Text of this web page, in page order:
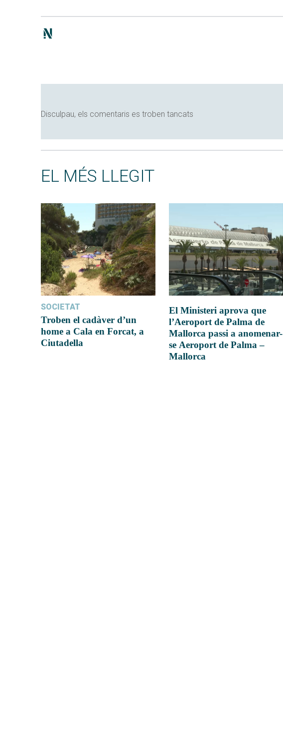
Disculpau, els comentaris es troben tancats
EL MÉS LLEGIT
SOCIETAT
Troben el cadàver d’un
home a Cala en Forcat, a
Ciutadella
El Ministeri aprova que
l’Aeroport de Palma de
Mallorca passi a anomenar-
se Aeroport de Palma –
Mallorca